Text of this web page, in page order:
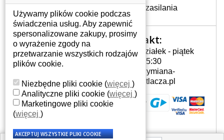
Częstymi objawami są pomijanie liter
czy wyświetlanie innych liter oraz
dublowanie tych samych znaków. W
przypadku podlicia klawisze nie
powrócą do pierwotnej pozycji. Albo
też uszkodzenie mechaniczne, np.
JAK TO DZIAŁA?
Klawiatura składa się z kilku
warstw folii, z których przewodzą
przewodzące warstwy.
Gdzie nas znajdziesz
Złącza zasilania
Twoje konto
Twoje konto
Dane osobowe
Adresy
Historia zamówień
Kontakt:
Poniedziałek - piątek
7:00 - 15:30
info@wymiana-
wyswietlacza.pl
Używamy plików cookie podczas
świadczenia usług. Aby zapewnić
spersonalizowane zakupy, prosimy
o wyrażenie zgody na
przetwarzanie wszystkich rodzajów
plików cookie.
Niezbędne pliki cookie (więcej )
Analityczne pliki cookie (więcej )
Marketingowe pliki cookie
(więcej )